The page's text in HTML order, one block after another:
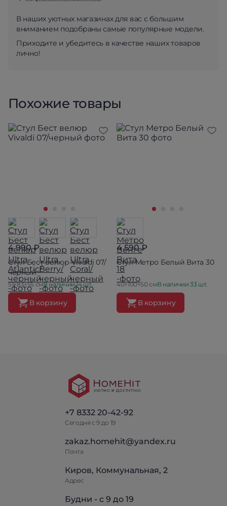
В наших уютных магазинах для вас с большим
вниманием подобраны самые популярные модели.
Приходите и убедитесь в качестве наших товаров
лично!
Похожие товары
4 990 ₽
Стул Бест велюр Vivaldi 07/
черный
51×83×55 смВ наличии 14 шт.
В корзину
4 590 ₽
Стул Метро Белый Вита 30
40×100×50 смВ наличии 33 шт.
В корзину
+7 8332 20-42-92
Сегодня с 9 до 19
zakaz.homehit@yandex.ru
Почта
Киров, Коммунальная, 2
Адрес
Будни - с 9 до 19